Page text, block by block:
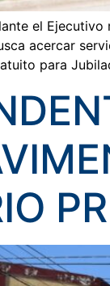
el
acercar
para